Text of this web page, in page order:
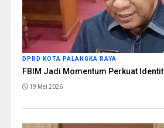
DPRD KOTA PALANGKA RAYA
FBIM Jadi Momentum Perkuat
19 Mei 2026